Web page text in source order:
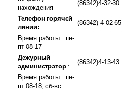
нахождения
(86342)4-32-30
Телефон горячей
линии:
(86342) 4-02-65
Время работы : пн-
пт 08-17
Дежурный
администратор :
(86342)4-13-43
Время работы : пн-
пт 08-18, сб-вс